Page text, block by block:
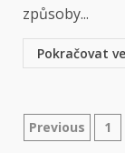
způsoby...
Pokračovat
Previous 1